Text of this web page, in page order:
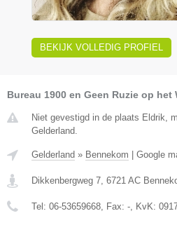
BEKIJK VOLLEDIG PROFIEL
Bureau 1900 en Geen Ruzie op het
Niet gevestigd in de plaats Eldrik,
Gelderland.
Gelderland » Bennekom Google
Dikkenbergweg 7 6721 AC
Tel: 06-53659668 , Fax: - , KvK: